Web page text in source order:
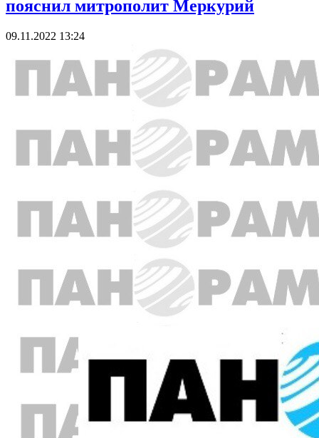
пояснил митрополит Меркурий
09.11.2022 13:24